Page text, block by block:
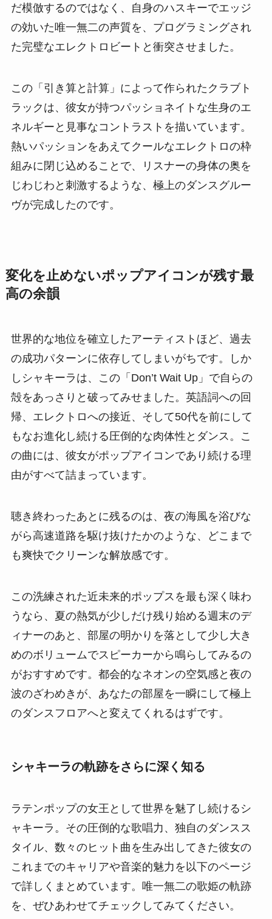
だ模倣するのではなく、自身のハスキーでエッジ
の効いた唯一無二の声質を、プログラミングされ
た完璧なエレクトロビートと衝突させました。
この「引き算と計算」によって作られたクラブト
ラックは、彼女が持つパッショネイトな生身のエ
ネルギーと見事なコントラストを描いています。
熱いパッションをあえてクールなエレクトロの枠
組みに閉じ込めることで、リスナーの身体の奥を
じわじわと刺激するような、極上のダンスグルー
ヴが完成したのです。
変化を止めないポップアイコンが残す最
高の余韻
世界的な地位を確立したアーティストほど、過去
の成功パターンに依存してしまいがちです。しか
しシャキーラは、この「Don’t Wait Up」で自らの
殻をあっさりと破ってみせました。英語詞への回
帰、エレクトロへの接近、そして50代を前にして
もなお進化し続ける圧倒的な肉体性とダンス。こ
の曲には、彼女がポップアイコンであり続ける理
由がすべて詰まっています。
聴き終わったあとに残るのは、夜の海風を浴びな
がら高速道路を駆け抜けたかのような、どこまで
も爽快でクリーンな解放感です。
この洗練された近未来的ポップスを最も深く味わ
うなら、夏の熱気が少しだけ残り始める週末のデ
ィナーのあと、部屋の明かりを落として少し大き
めのボリュームでスピーカーから鳴らしてみるの
がおすすめです。都会的なネオンの空気感と夜の
波のざわめきが、あなたの部屋を一瞬にして極上
のダンスフロアへと変えてくれるはずです。
シャキーラの軌跡をさらに深く知る
ラテンポップの女王として世界を魅了し続けるシ
ャキーラ。その圧倒的な歌唱力、独自のダンスス
タイル、数々のヒット曲を生み出してきた彼女の
これまでのキャリアや音楽的魅力を以下のページ
で詳しくまとめています。唯一無二の歌姫の軌跡
を、ぜひあわせてチェックしてみてください。